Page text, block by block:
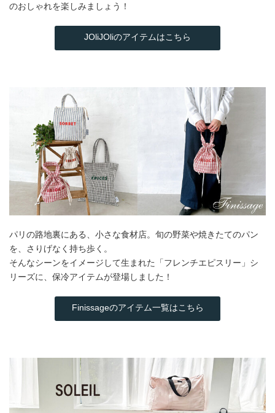
のおしゃれを楽しみましょう！
JOliJOliのアイテムはこちら
パリの路地裏にある、小さな食材店。旬の野菜や焼きたてのパン
を、さりげなく持ち歩く。
そんなシーンをイメージして生まれた「フレンチエピスリー」シ
リーズに、保冷アイテムが登場しました！
Finissageのアイテム一覧はこちら